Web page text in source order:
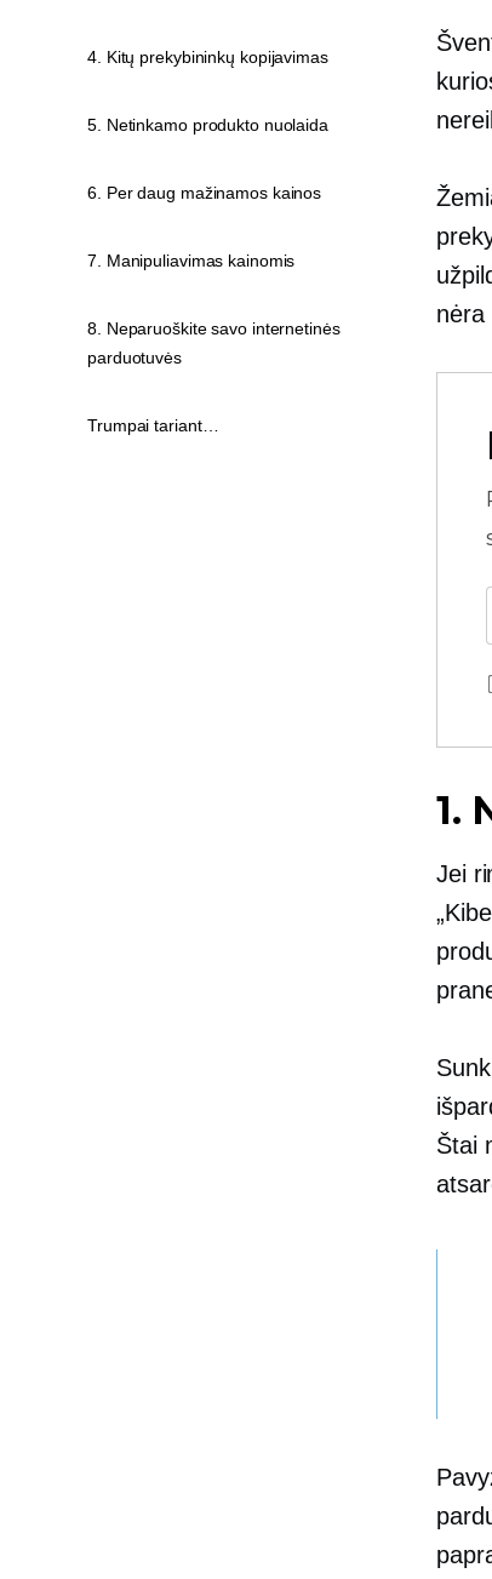
nėra
1.
Jei
Štai
4. Kitų prekybininkų kopijavimas
5. Netinkamo produkto nuolaida
6. Per daug mažinamos kainos
7. Manipuliavimas kainomis
8. Neparuoškite savo internetinės
parduotuvės
Trumpai tariant…